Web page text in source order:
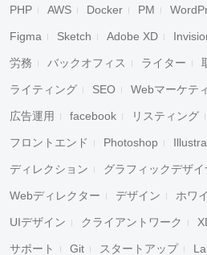
PHP AWS Docker PM
Figma Sketch Adobe XD
労務 バックオフィス ライター
ライティング SEO Webマーケテ
広告運用 facebook リスティング
フロントエンド Photoshop
ディレクション グラフィックデザイ
Webディレクター デザイン ホワ
UIデザイン クライアントワーク
サポート Git スタートアップ